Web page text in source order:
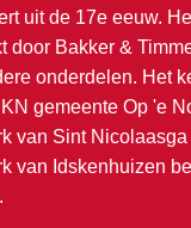
uit de 17e eeuw.
door Bakker &
onderdelen. Het
gemeente Op 'e
van Sint
van Idskenhuizen